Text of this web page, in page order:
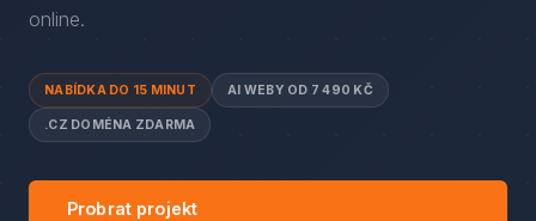
online.
NABÍDKA DO 15 MINUT AI WEBY OD 7 490 KČ
.CZ DOMÉNA ZDARMA
Probrat projekt